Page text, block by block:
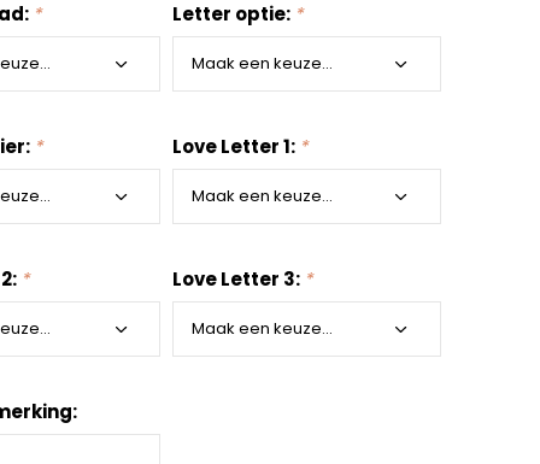
* Letter optie: *
* Love Letter 1: *
* Love Letter 3: *